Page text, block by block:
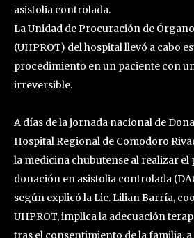
asistolia controlada.
La Unidad de Procuración de
(UHPROT) del hospital llevó a cabo
procedimiento en un paciente con
irreversible.
A días de la jornada nacional de
Hospital Regional de Comodoro
la medicina chubutense al realizar
donación en asistolia controlada
según explicó la Lic. Lilian Barría,
UHPROT, implica la adecuación
tras el consentimiento de la familia,